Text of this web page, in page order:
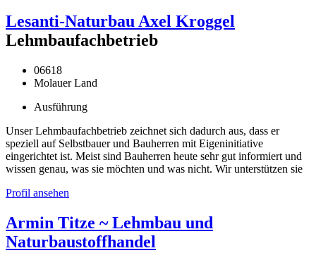
Lesanti-Naturbau Axel Kroggel
Lehmbaufachbetrieb
06618
Molauer Land
Ausführung
Unser Lehmbaufachbetrieb zeichnet sich dadurch aus, dass er
speziell auf Selbstbauer und Bauherren mit Eigeninitiative
eingerichtet ist. Meist sind Bauherren heute sehr gut informiert und
wissen genau, was sie möchten und was nicht. Wir unterstützen sie
Profil ansehen
Armin Titze ~ Lehmbau und
Naturbaustoffhandel